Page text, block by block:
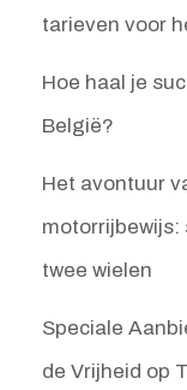
tarieven voor
Hoe haal je
België?
Het avontuur
motorrijbewijs:
twee wielen
Speciale
de Vrijheid op